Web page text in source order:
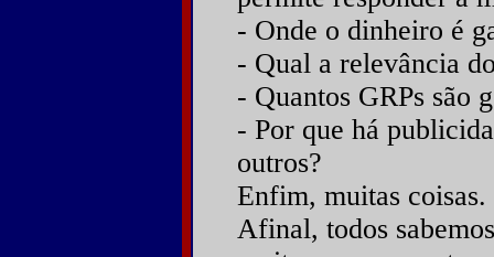
- Onde o dinheiro é
- Qual a relevância
- Quantos GRPs são
- Por que há
outros?
Enfim, muitas coisas.
Afinal, todos